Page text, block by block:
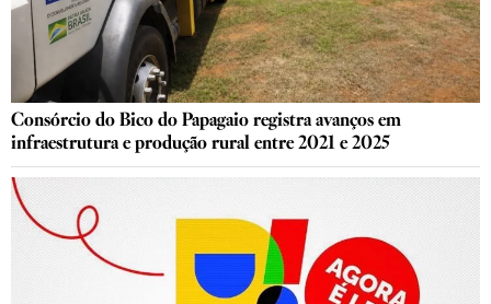
Consórcio do Bico do Papagaio registra avanços em
infraestrutura e produção rural entre 2021 e 2025